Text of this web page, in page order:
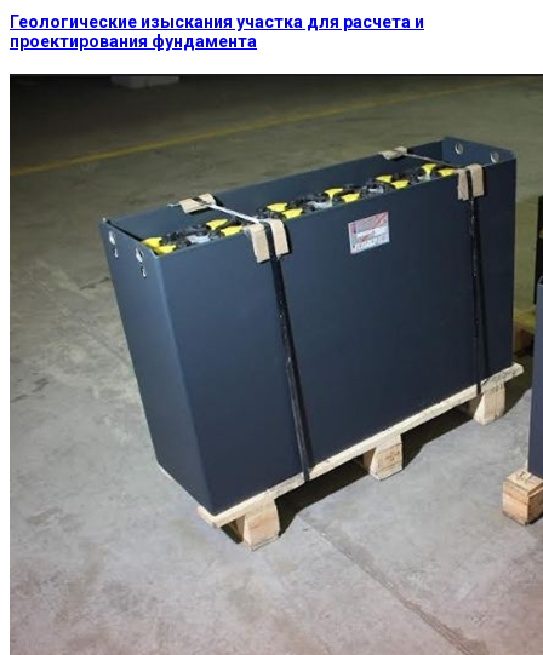
Геологические изыскания участка для расчета и
проектирования фундамента